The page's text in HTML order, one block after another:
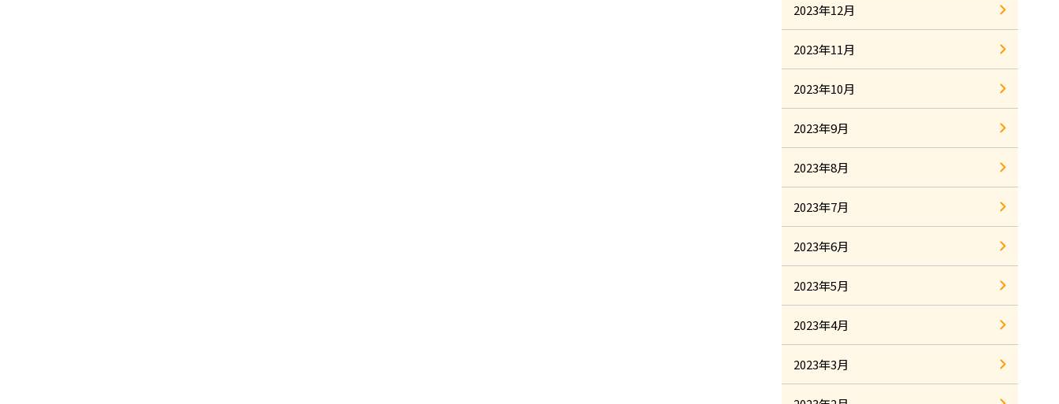
2023年12月
2023年11月
2023年10月
2023年9月
2023年8月
2023年7月
2023年6月
2023年5月
2023年4月
2023年3月